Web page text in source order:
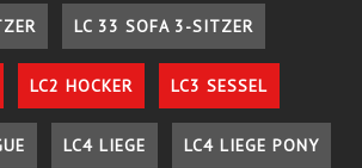
LC 33 SOFA 3-SITZER
LC2 HOCKER LC3 SESSEL
LC4 LIEGE LC4 LIEGE PONY